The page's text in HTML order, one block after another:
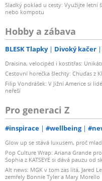
Sladký poklad u cesty: Využijte
nebo kompotu
Hobby a zábava
BLESK Tlapky Divoký kačer
Draisina, velocipéd i kostitřas:
Cestovní horečka šlechty: Chuďas z
Filip Vondrášek: V Jižní Americe si
neřeší
Pro generaci Z
#inspirace #wellbeing
Glow up se stává luxusem, proč
Pop Culture Wrap: Ariana Grande
Sophia z KATSEYE si dává pauzu od
Alt news: MGK v tom zas lítá, Jared
zemřely Bonnie Tyler a Mary Morello